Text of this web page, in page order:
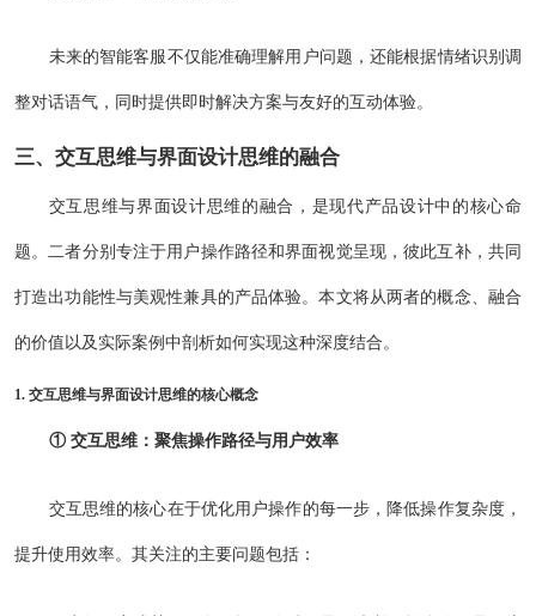
未来的智能客服不仅能准确理解用户问题，还能根据情绪识别调
整对话语气，同时提供即时解决方案与友好的互动体验。
三、交互思维与界面设计思维的融合
交互思维与界面设计思维的融合，是现代产品设计中的核心命
题。二者分别专注于用户操作路径和界面视觉呈现，彼此互补，共同
打造出功能性与美观性兼具的产品体验。本文将从两者的概念、融合
的价值以及实际案例中剖析如何实现这种深度结合。
1. 交互思维与界面设计思维的核心概念
① 交互思维：聚焦操作路径与用户效率
交互思维的核心在于优化用户操作的每一步，降低操作复杂度，
提升使用效率。其关注的主要问题包括：